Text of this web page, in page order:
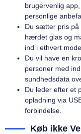
brugervenlig
personlige
Du sætter pris på
hærdet glas og
ind i ethvert
Du vil have en
personer med
sundhedsdata
Du leder efter et
opladning via
forbindelse.
Køb ikke